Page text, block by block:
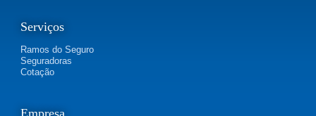
Serviços
Ramos do Seguro
Seguradoras
Cotação
Empresa